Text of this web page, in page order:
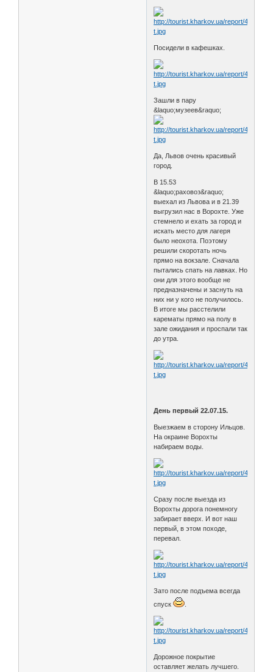
Посидели в кафешках.
Зашли в пару
&laquo;музеев&raquo;
Да, Львов очень красивый
город.
В 15.53
&laquo;раховоз&raquo;
выехал из Львова и в 21.39
выгрузил нас в Ворохте. Уже
стемнело и ехать за город и
искать место для лагеря
было неохота. Поэтому
решили скоротать ночь
прямо на вокзале. Сначала
пытались спать на лавках. Но
они для этого вообще не
предназначены и заснуть на
них ни у кого не получилось.
В итоге мы расстелили
карематы прямо на полу в
зале ожидания и проспали так
до утра.
День первый 22.07.15.
Выезжаем в сторону Ильцов.
На окраине Ворохты
набираем воды.
Сразу после выезда из
Ворохты дорога понемногу
забирает вверх. И вот наш
первый, в этом походе,
перевал.
Зато после подъема всегда
спуск
Дорожное покрытие
оставляет желать лучшего.